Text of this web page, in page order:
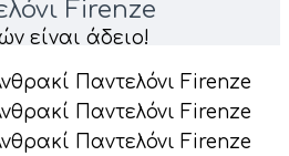
είναι άδειο!
Firenze